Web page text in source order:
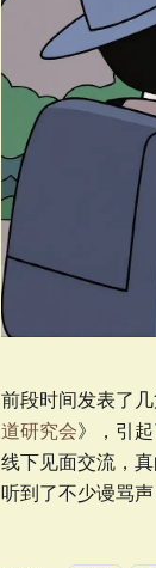
前段时间发表了
道研究会》，引
线下见面交流，
听到了不少谩骂声